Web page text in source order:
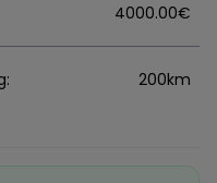
4000.00€
200km